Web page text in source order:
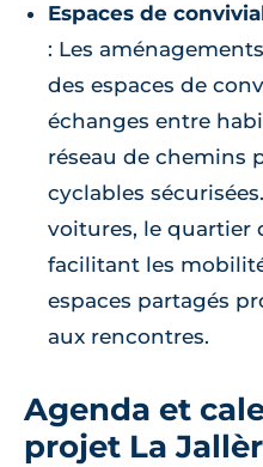
Espaces de
: Les
des espaces de
échanges entre
réseau de chemins
cyclables
voitures, le quartier
facilitant les
espaces partagés
aux rencontres.
Agenda et
projet La